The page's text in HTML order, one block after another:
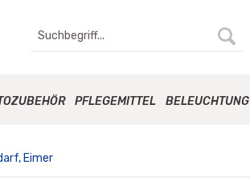
PFLEGEMITTEL BELEUCHTUNG
Eimer